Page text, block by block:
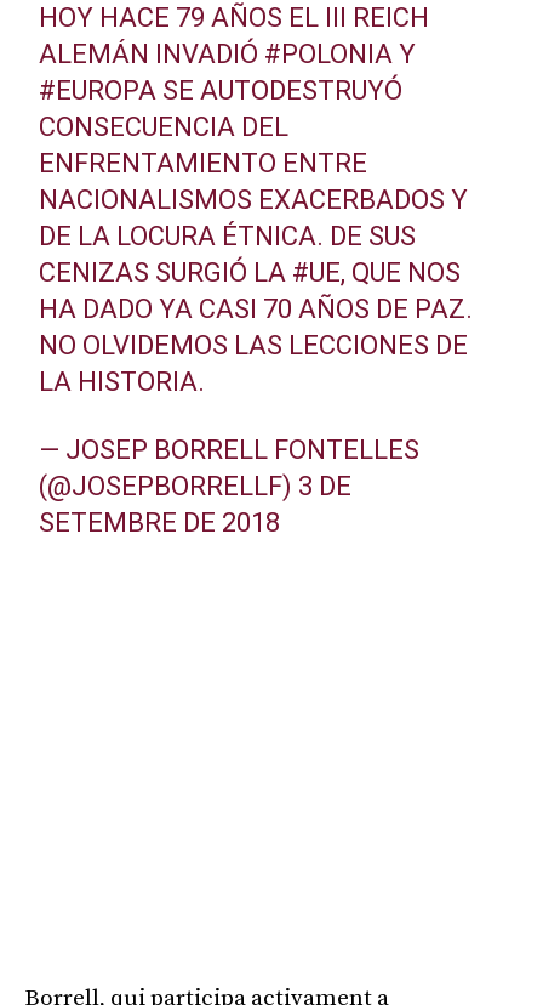
HOY HACE 79 AÑOS EL III REICH
ALEMÁN INVADIÓ #POLONIA Y
#EUROPA SE AUTODESTRUYÓ
CONSECUENCIA DEL
ENFRENTAMIENTO ENTRE
NACIONALISMOS EXACERBADOS Y
DE LA LOCURA ÉTNICA. DE SUS
CENIZAS SURGIÓ LA #UE, QUE NOS
HA DADO YA CASI 70 AÑOS DE PAZ.
NO OLVIDEMOS LAS LECCIONES DE
LA HISTORIA.
— JOSEP BORRELL FONTELLES
(@JOSEPBORRELLF) 3 DE
SETEMBRE DE 2018
Borrell, qui participa activament a